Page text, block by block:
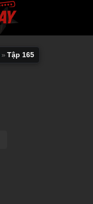
» Tập 165